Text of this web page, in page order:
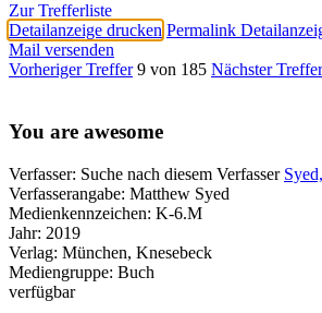
Zur Trefferliste
Detailanzeige drucken Permalink
Mail versenden
Vorheriger Treffer 9 von 185 Nächster Treffer
You are awesome
Verfasser: Suche nach diesem Verfasser
Verfasserangabe: Matthew Syed
Medienkennzeichen: K-6.M
Jahr: 2019
Verlag: München, Knesebeck
Mediengruppe: Buch
verfügbar